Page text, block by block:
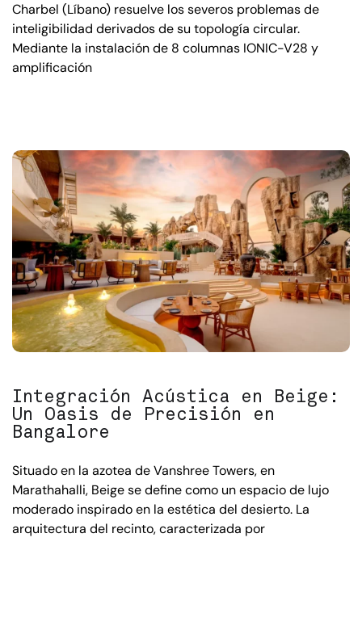
Charbel (Líbano) resuelve los severos problemas de
inteligibilidad derivados de su topología circular.
Mediante la instalación de 8 columnas IONIC-V28 y
amplificación
Integración Acústica en Beige:
Un Oasis de Precisión en
Bangalore
Situado en la azotea de Vanshree Towers, en
Marathahalli, Beige se define como un espacio de lujo
moderado inspirado en la estética del desierto. La
arquitectura del recinto, caracterizada por